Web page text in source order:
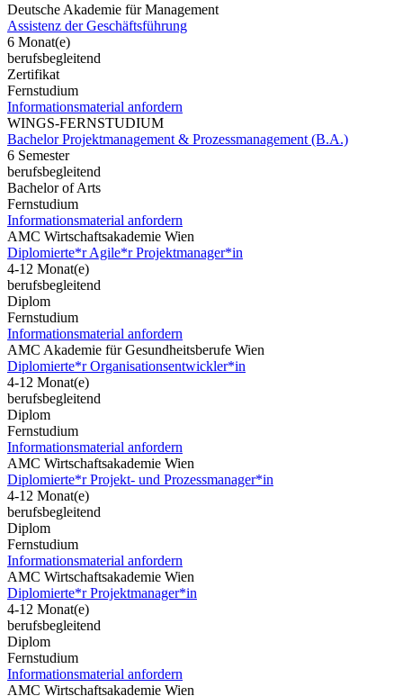
Deutsche Akademie für Management
Assistenz der Geschäftsführung
6 Monat(e)
berufsbegleitend
Zertifikat
Fernstudium
Informationsmaterial anfordern
WINGS-FERNSTUDIUM
Bachelor Projektmanagement & Prozessmanagement (B.A.)
6 Semester
berufsbegleitend
Bachelor of Arts
Fernstudium
Informationsmaterial anfordern
AMC Wirtschaftsakademie Wien
Diplomierte*r Agile*r Projektmanager*in
4-12 Monat(e)
berufsbegleitend
Diplom
Fernstudium
Informationsmaterial anfordern
AMC Akademie für Gesundheitsberufe Wien
Diplomierte*r Organisationsentwickler*in
4-12 Monat(e)
berufsbegleitend
Diplom
Fernstudium
Informationsmaterial anfordern
AMC Wirtschaftsakademie Wien
Diplomierte*r Projekt- und Prozessmanager*in
4-12 Monat(e)
berufsbegleitend
Diplom
Fernstudium
Informationsmaterial anfordern
AMC Wirtschaftsakademie Wien
Diplomierte*r Projektmanager*in
4-12 Monat(e)
berufsbegleitend
Diplom
Fernstudium
Informationsmaterial anfordern
AMC Wirtschaftsakademie Wien